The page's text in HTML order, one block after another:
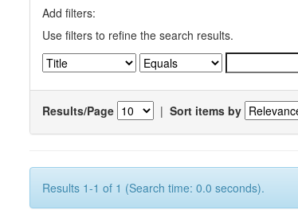
Add filters:
Use filters to refine the search results.
Results/Page | Sort items by
Results 1-1 of 1 (Search time: 0.0 seconds).